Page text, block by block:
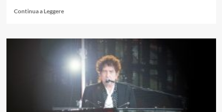
Continua a LeggereLeggi
su
Un
inno
corpo
sciolto
Stefano